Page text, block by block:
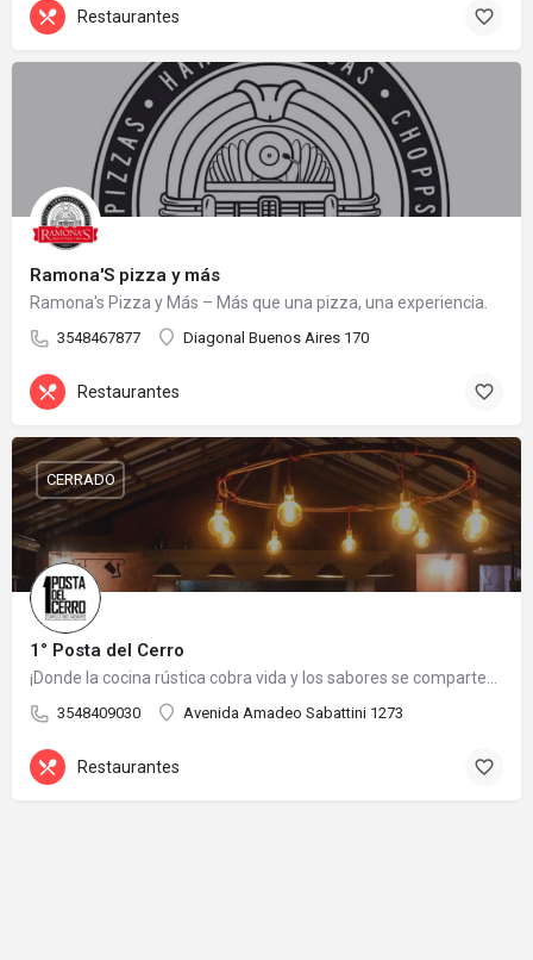
Restaurantes
Ramona'S pizza y más
Ramona's Pizza y Más – Más que una pizza, una experiencia.
3548467877 Diagonal Buenos Aires 170
Restaurantes
1° Posta del Cerro
3548409030 Avenida Amadeo Sabattini 1273
CERRADO
Restaurantes